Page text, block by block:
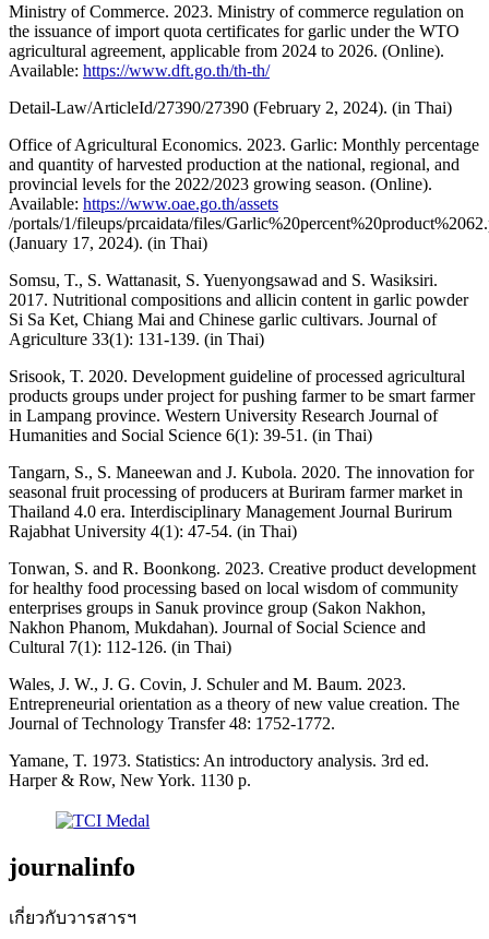
Ministry of Commerce. 2023. Ministry of commerce regulation on
the issuance of import quota certificates for garlic under the WTO
agricultural agreement, applicable from 2024 to 2026. (Online).
Available: https://www.dft.go.th/th-th/
Detail-Law/ArticleId/27390/27390 (February 2, 2024). (in Thai)
Office of Agricultural Economics. 2023. Garlic: Monthly percentage
and quantity of harvested production at the national, regional, and
provincial levels for the 2022/2023 growing season. (Online).
Available: https://www.oae.go.th/assets
/portals/1/fileups/prcaidata/files/
(January 17, 2024). (in Thai)
Somsu, T., S. Wattanasit, S. Yuenyongsawad and S. Wasiksiri.
2017. Nutritional compositions and allicin content in garlic powder
Si Sa Ket, Chiang Mai and Chinese garlic cultivars. Journal of
Agriculture 33(1): 131-139. (in Thai)
Srisook, T. 2020. Development guideline of processed agricultural
products groups under project for pushing farmer to be smart farmer
in Lampang province. Western University Research Journal of
Humanities and Social Science 6(1): 39-51. (in Thai)
Tangarn, S., S. Maneewan and J. Kubola. 2020. The innovation for
seasonal fruit processing of producers at Buriram farmer market in
Thailand 4.0 era. Interdisciplinary Management Journal Burirum
Rajabhat University 4(1): 47-54. (in Thai)
Tonwan, S. and R. Boonkong. 2023. Creative product development
for healthy food processing based on local wisdom of community
enterprises groups in Sanuk province group (Sakon Nakhon,
Nakhon Phanom, Mukdahan). Journal of Social Science and
Cultural 7(1): 112-126. (in Thai)
Wales, J. W., J. G. Covin, J. Schuler and M. Baum. 2023.
Entrepreneurial orientation as a theory of new value creation. The
Journal of Technology Transfer 48: 1752-1772.
Yamane, T. 1973. Statistics: An introductory analysis. 3rd ed.
Harper & Row, New York. 1130 p.
journalinfo
เกี่ยวกับวารสารฯ